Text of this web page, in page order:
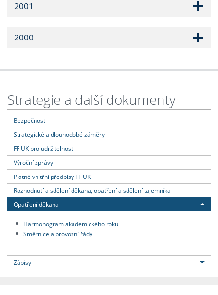
2001
2000
Strategie a další dokumenty
Bezpečnost
Strategické a dlouhodobé záměry
FF UK pro udržitelnost
Výroční zprávy
Platné vnitřní předpisy FF UK
Rozhodnutí a sdělení děkana, opatření a sdělení tajemníka
Opatření děkana
Harmonogram akademického roku
Směrnice a provozní řády
Zápisy